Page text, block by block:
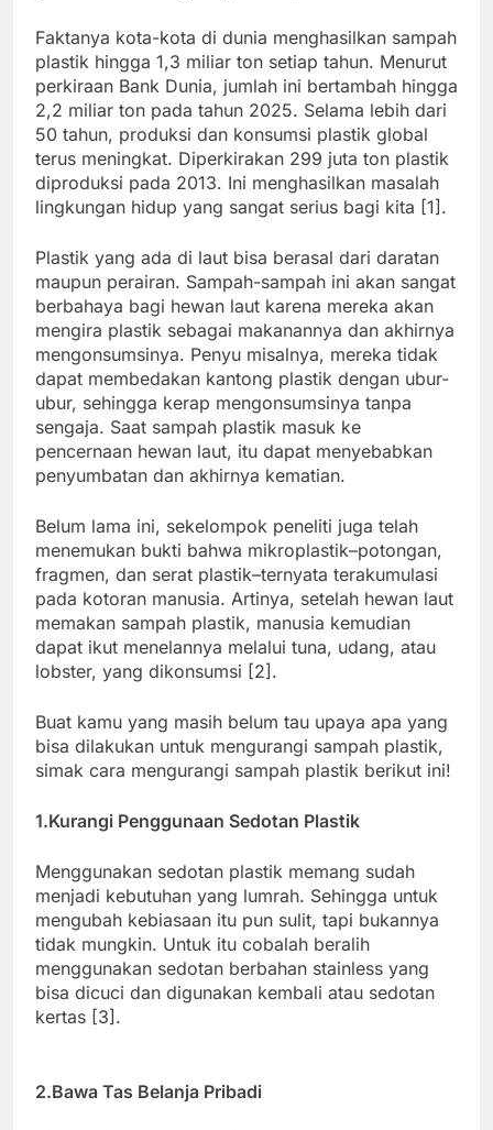
Faktanya kota-kota di dunia menghasilkan sampah
plastik hingga 1,3 miliar ton setiap tahun. Menurut
perkiraan Bank Dunia, jumlah ini bertambah hingga
2,2 miliar ton pada tahun 2025. Selama lebih dari
50 tahun, produksi dan konsumsi plastik global
terus meningkat. Diperkirakan 299 juta ton plastik
diproduksi pada 2013. Ini menghasilkan masalah
lingkungan hidup yang sangat serius bagi kita [1].
Plastik yang ada di laut bisa berasal dari daratan
maupun perairan. Sampah-sampah ini akan sangat
berbahaya bagi hewan laut karena mereka akan
mengira plastik sebagai makanannya dan akhirnya
mengonsumsinya. Penyu misalnya, mereka tidak
dapat membedakan kantong plastik dengan ubur-
ubur, sehingga kerap mengonsumsinya tanpa
sengaja. Saat sampah plastik masuk ke
pencernaan hewan laut, itu dapat menyebabkan
penyumbatan dan akhirnya kematian.
Belum lama ini, sekelompok peneliti juga telah
menemukan bukti bahwa mikroplastik–potongan,
fragmen, dan serat plastik–ternyata terakumulasi
pada kotoran manusia. Artinya, setelah hewan laut
memakan sampah plastik, manusia kemudian
dapat ikut menelannya melalui tuna, udang, atau
lobster, yang dikonsumsi [2].
Buat kamu yang masih belum tau upaya apa yang
bisa dilakukan untuk mengurangi sampah plastik,
simak cara mengurangi sampah plastik berikut ini!
1.Kurangi Penggunaan Sedotan Plastik
Menggunakan sedotan plastik memang sudah
menjadi kebutuhan yang lumrah. Sehingga untuk
mengubah kebiasaan itu pun sulit, tapi bukannya
tidak mungkin. Untuk itu cobalah beralih
menggunakan sedotan berbahan stainless yang
bisa dicuci dan digunakan kembali atau sedotan
kertas [3].
2.Bawa Tas Belanja Pribadi